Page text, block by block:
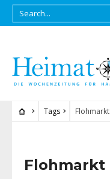
Tags Flohmarkt
Flohmarkt